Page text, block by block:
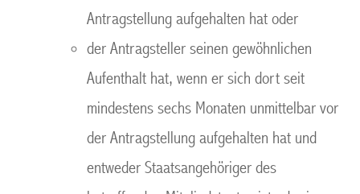
Antragstellung aufgehalten hat oder
der Antragsteller seinen gewöhnlichen
Aufenthalt hat, wenn er sich dort seit
mindestens sechs Monaten unmittelbar vor
der Antragstellung aufgehalten hat und
entweder Staatsangehöriger des